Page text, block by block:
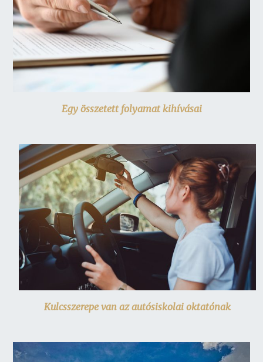
Egy összetett folyamat kihívásai
Kulcsszerepe van az autósiskolai oktatónak